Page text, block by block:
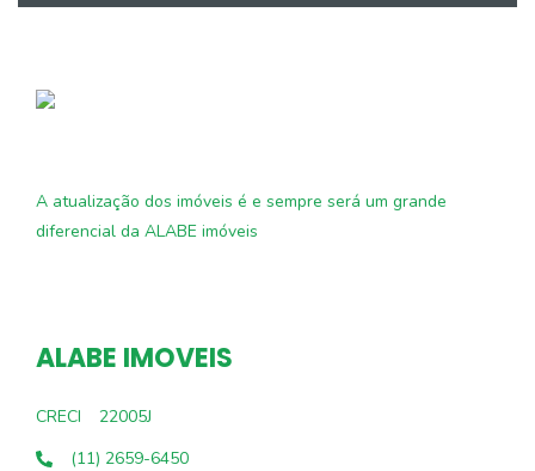
A atualização dos imóveis é e sempre será um grande
diferencial da ALABE imóveis
ALABE IMOVEIS
CRECI
22005J
(11) 2659-6450